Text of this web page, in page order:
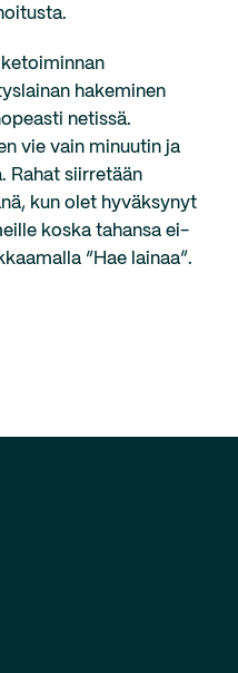
hakeminen
netissä.
vie vain minuutin ja
Rahat siirretään
kun olet hyväksynyt
koska tahansa ei-
“Hae lainaa”.